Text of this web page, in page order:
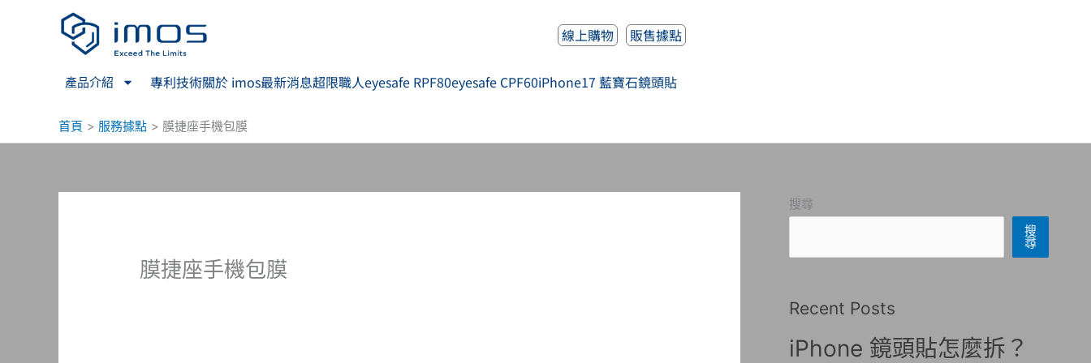
線上購物 販售據點
產品介紹 專利技術關於 imos最新消息超限職人eyesafe RPF80eyesafe CPF60iPhone17 藍寶石鏡頭貼
首頁 服務據點 膜捷座手機包膜
膜捷座手機包膜
搜尋
搜
尋
Recent Posts
iPhone 鏡頭貼怎麼拆？